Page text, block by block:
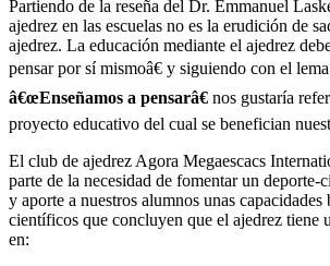
Partiendo de la reseña del Dr. Emmanuel
ajedrez en las escuelas no es la erudición de
ajedrez. La educación mediante el ajedrez
pensar por sí­ mismoâ€ y siguiendo con el
â€œEnseñamos a pensarâ€ nos gustarí­a
proyecto educativo del cual se benefician
El club de ajedrez Agora Megaescacs
parte de la necesidad de fomentar un deporte-
y aporte a nuestros alumnos unas capacidades
cientí­ficos que concluyen que el ajedrez tiene
en: